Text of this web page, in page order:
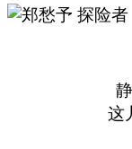
这